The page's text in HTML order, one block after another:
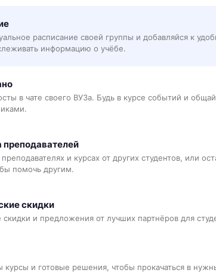
расписание своей группы и добавляйся к
информацию о учёбе.
в чате своего ВУЗа. Будь в курсе событий и
преподавателей
и курсах от других студентов, или
помочь другим.
скидки
скидки и предложения от лучших партнёров для
курсы и готовые решения, чтобы прокачаться в